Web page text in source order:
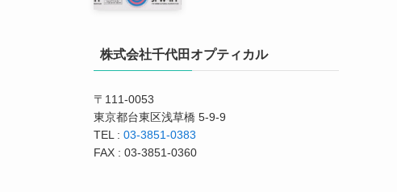
株式会社千代田オプティカル
〒111-0053
東京都台東区浅草橋 5-9-9
TEL : 03-3851-0383
FAX : 03-3851-0360